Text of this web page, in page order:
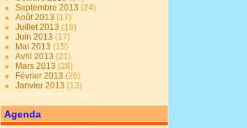
Septembre 2013(24)
Août 2013(17)
Juillet 2013(18)
Juin 2013(17)
Mai 2013(15)
Avril 2013(21)
Mars 2013(28)
Février 2013(26)
Janvier 2013(13)
Agenda